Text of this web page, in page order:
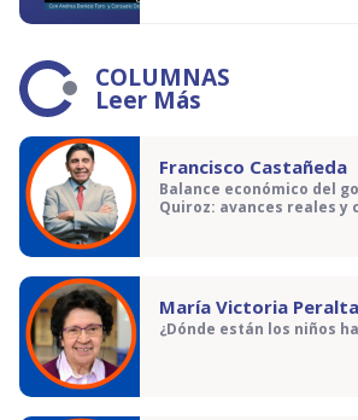
COLUMNAS
Leer Más
Francisco Castañeda
Balance económico del
Quiroz: avances reales y
María Victoria Peralta
¿Dónde están los niños